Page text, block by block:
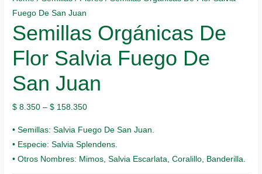
Fuego De San Juan
Semillas Orgánicas De
Flor Salvia Fuego De
San Juan
$ 8.350 –$ 158.350
• Semillas: Salvia Fuego De San Juan.
• Especie: Salvia Splendens.
• Otros Nombres: Mimos, Salvia Escarlata, Coralillo, Banderilla.